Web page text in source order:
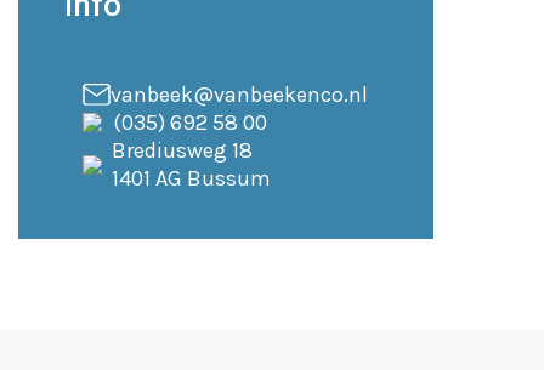
vanbeek@vanbeekenco.nl
(035) 692 58 00
Brediusweg 18
1401 AG Bussum